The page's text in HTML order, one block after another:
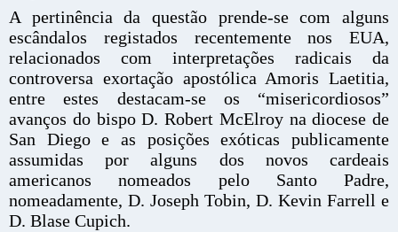
A pertinência da questão prende-se com alguns
escândalos registados recentemente nos EUA,
relacionados com interpretações radicais da
controversa exortação apostólica Amoris Laetitia,
entre estes destacam-se os “misericordiosos”
avanços do bispo D. Robert McElroy na diocese de
San Diego e as posições exóticas publicamente
assumidas por alguns dos novos cardeais
americanos nomeados pelo Santo Padre,
nomeadamente, D. Joseph Tobin, D. Kevin Farrell e
D. Blase Cupich.